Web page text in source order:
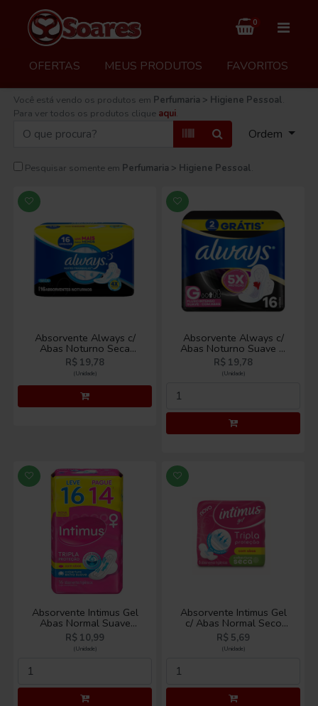
0
OFERTAS MEUS PRODUTOS FAVORITOS
Você está vendo os produtos em Perfumaria > Higiene Pessoal
Para ver todos os produtos clique aqui
Ordem
Pesquisar somente em Perfumaria > Higiene Pessoal
Absorvente Always c/
Abas Noturno Seca
c/16un
R$ 19,78
(Unidade)
Absorvente Always c/
Abas Noturno Suave c/
16
R$ 19,78
(Unidade)
Absorvente Intimus Gel
Abas Normal Suave
Leve 16 Pague 14
R$ 10,99
(Unidade)
Absorvente Intimus Gel
c/ Abas Normal Seco
c/8
R$ 5,69
(Unidade)